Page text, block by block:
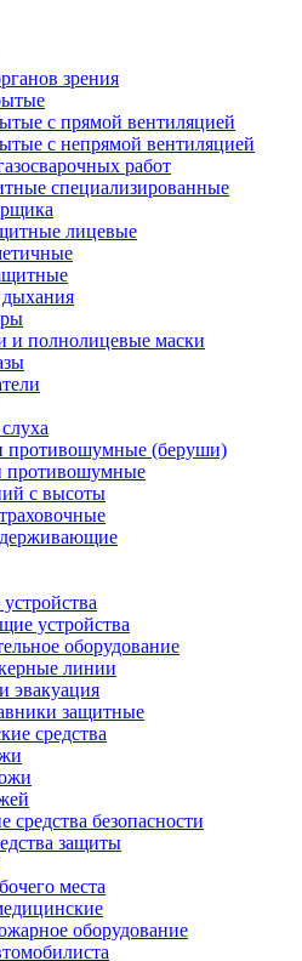
зрения
с прямой вентиляцией
с непрямой вентиляцией
работ
специализированные
лицевые
и полнолицевые маски
(беруши)
противошумные
с высоты
устройства
оборудование
линии
эвакуация
защитные
средства
средства безопасности
защиты
места
оборудование